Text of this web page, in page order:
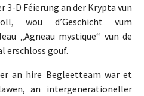
3-D Féierung an der Krypta vun
wou d’Geschicht vum
„Agneau mystique“ vun de
erschloss gouf.
an hire Begleetteam war et
an intergenerationeller